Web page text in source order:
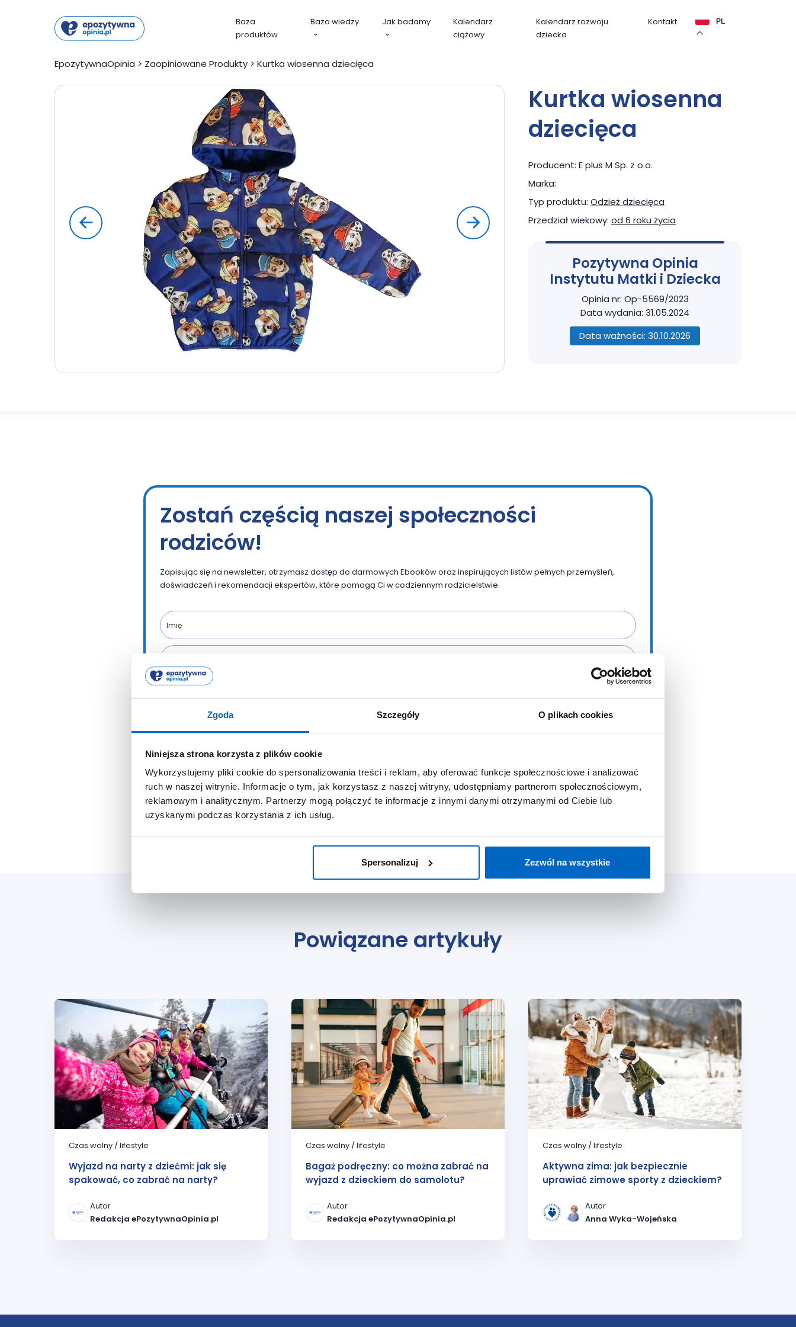
Zgoda Szczegóły O plikach cookies
Niniejsza strona korzysta z plików cookie
Wykorzystujemy pliki cookie do spersonalizowania treści i reklam, aby oferować funkcje społecznościowe i analizować
ruch w naszej witrynie. Informacje o tym, jak korzystasz z naszej witryny, udostępniamy partnerom społecznościowym,
reklamowym i analitycznym. Partnerzy mogą połączyć te informacje z innymi danymi otrzymanymi od Ciebie lub
uzyskanymi podczas korzystania z ich usług.
Spersonalizuj Zezwól na wszystkie
Baza
produktów
Baza wiedzy Jak badamy
Kalendarz
ciążowy
Kalendarz rozwoju
dziecka
Kontakt PL
EpozytywnaOpinia > Zaopiniowane Produkty > Kurtka wiosenna dziecięca
Kurtka wiosenna
dziecięca
Producent: E plus M Sp. z o.o.
Marka:
Typ produktu: Odzież dziecięca
Przedział wiekowy: od 6 roku życia
Pozytywna Opinia
Instytutu Matki i Dziecka
Opinia nr: Op-5569/2023
Data wydania: 31.05.2024
Data ważności: 30.10.2026
Zostań częścią naszej społeczności
rodziców!
Zapisując się na newsletter, otrzymasz dostęp do darmowych Ebooków oraz inspirujących listów pełnych przemyśleń,
doświadczeń i rekomendacji ekspertów, które pomogą Ci w codziennym rodzicielstwie.
newsletteru, w związku z art.6 ust 1 lit a) rozporządzenie Parlamentu Europejskiego i Rady (UE) 2016/679 z dnia 27 kwietnia 2016r.
w sprawie ochrony osób fizycznych w związku z przetwarzaniem danych osobowych i w sprawie swobodnego przepływu
takich danych oraz uchylenia dyrektywy 95/46/WE (RODO).
Link do pełnej treści klauzuli informacyjnej
Powiązane artykuły
Czas wolny / lifestyle
Wyjazd na narty z dziećmi: jak się
spakować, co zabrać na narty?
Autor
Redakcja ePozytywnaOpinia.pl
Czas wolny / lifestyle
Bagaż podręczny: co można zabrać na
wyjazd z dzieckiem do samolotu?
Autor
Redakcja ePozytywnaOpinia.pl
Czas wolny / lifestyle
Aktywna zima: jak bezpiecznie
uprawiać zimowe sporty z dzieckiem?
Autor
Anna Wyka-Wojeńska